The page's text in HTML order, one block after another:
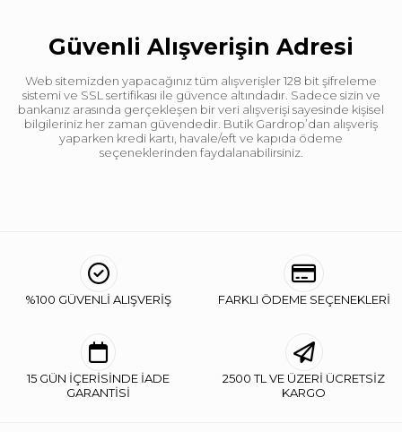
Güvenli Alışverişin Adresi
Web sitemizden yapacağınız tüm alışverişler 128 bit şifreleme
sistemi ve SSL sertifikası ile güvence altındadır. Sadece sizin ve
bankanız arasında gerçekleşen bir veri alışverişi sayesinde kişisel
bilgileriniz her zaman güvendedir. Butik Gardrop’dan alışveriş
yaparken kredi kartı, havale/eft ve kapıda ödeme
seçeneklerinden faydalanabilirsiniz.
%100 GÜVENLİ ALIŞVERİŞ FARKLI ÖDEME SEÇENEKLERİ
15 GÜN İÇERİSİNDE İADE
GARANTİSİ
2500 TL VE ÜZERİ ÜCRETSİZ
KARGO